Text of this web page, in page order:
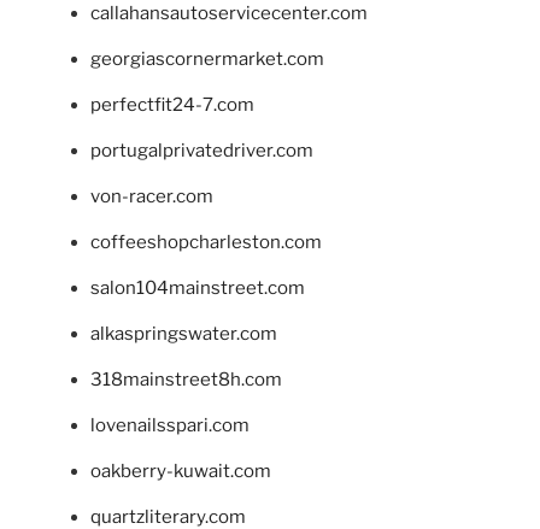
callahansautoservicecenter.com
georgiascornermarket.com
perfectfit24-7.com
portugalprivatedriver.com
von-racer.com
coffeeshopcharleston.com
salon104mainstreet.com
alkaspringswater.com
318mainstreet8h.com
lovenailsspari.com
oakberry-kuwait.com
quartzliterary.com